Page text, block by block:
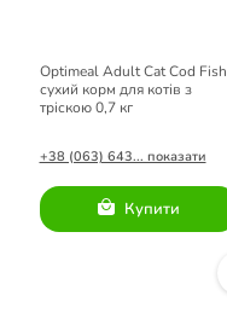
Optimeal Adult Cat Cod Fish
сухий корм для котів з
тріскою 0,7 кг
+38 (063) 643... показати
Купити